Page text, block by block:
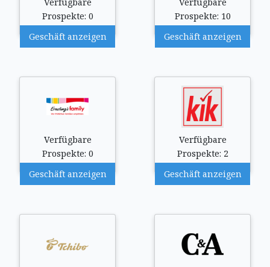
Prospekte: 0
Geschäft anzeigen
Prospekte: 10
Geschäft anzeigen
Verfügbare
Prospekte: 0
Geschäft anzeigen
Verfügbare
Prospekte: 2
Geschäft anzeigen